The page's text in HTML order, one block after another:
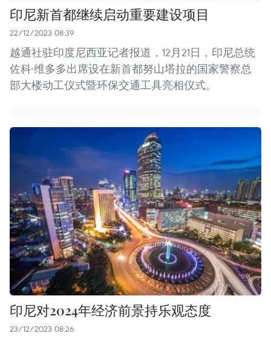
印尼新首都继续启动重要建设项目
22/12/2023 08:39
越通社驻印度尼西亚记者报道，12月21日，印尼总统
佐科·维多多出席设在新首都努山塔拉的国家警察总
部大楼动工仪式暨环保交通工具亮相仪式。
印尼对2024年经济前景持乐观态度
23/12/2023 08:26